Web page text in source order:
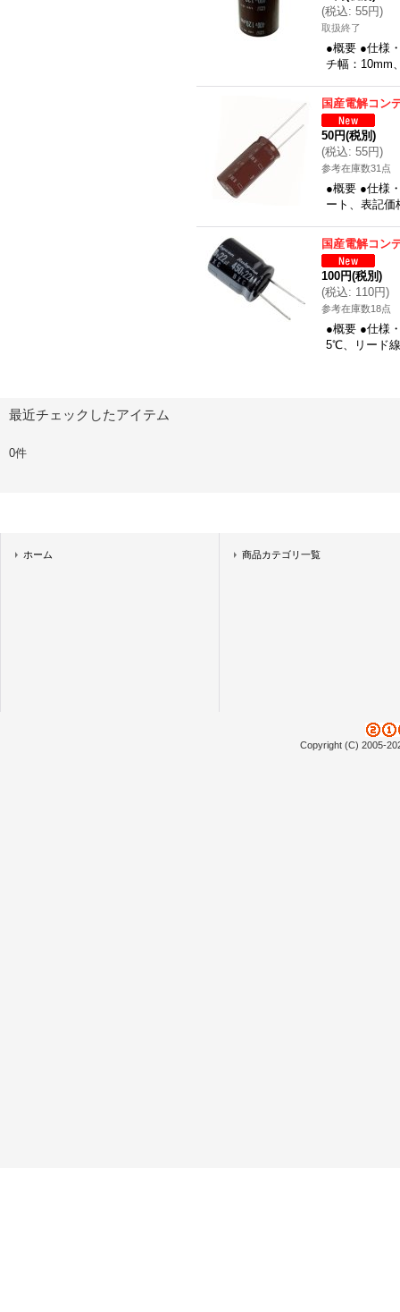
(税込: 55円)
取扱終了
●概要 ●仕様
チ幅：10mm
国産電解コン
50円(税別)
(税込: 55円)
参考在庫数31点
●概要 ●仕様
ート、表記価
国産電解コン
100円(税別)
(税込: 110円)
参考在庫数18点
●概要 ●仕様
5℃、リード
最近チェックしたアイテム
0件
ホーム 商品カテゴリ一覧
Copyright (C) 2005-